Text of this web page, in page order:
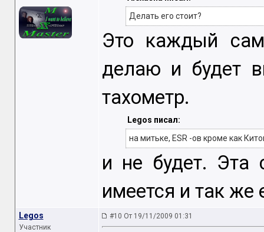
Делать его стоит?
Это каждый
делаю и будет
тахометр.
Legos писал:
на митьке, ESR -ов кроме как
и не будет. Эта
имеется и так же
Legos
Участник
#10 От 19/11/2009 01:31